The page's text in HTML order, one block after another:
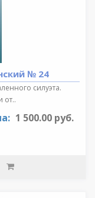
№ 24
силуэта.
от..
1 500.00 руб.